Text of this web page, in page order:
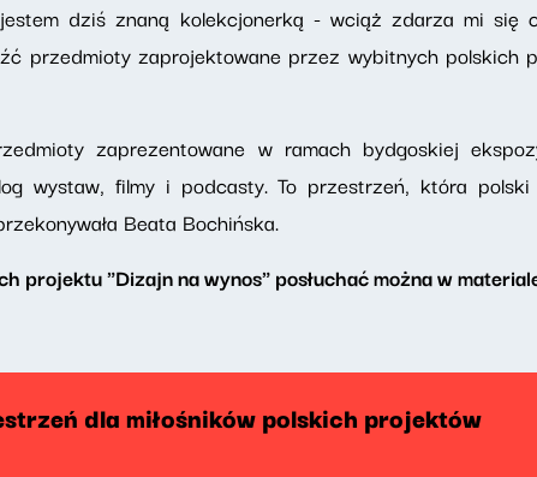
dziś znaną kolekcjonerką - wciąż zdarza mi się
przedmioty zaprojektowane przez wybitnych polskich
zaprezentowane w ramach bydgoskiej
wystaw, filmy i podcasty. To przestrzeń, która
Beata Bochińska.
projektu "Dizajn na wynos" posłuchać można w
dla miłośników polskich projektów